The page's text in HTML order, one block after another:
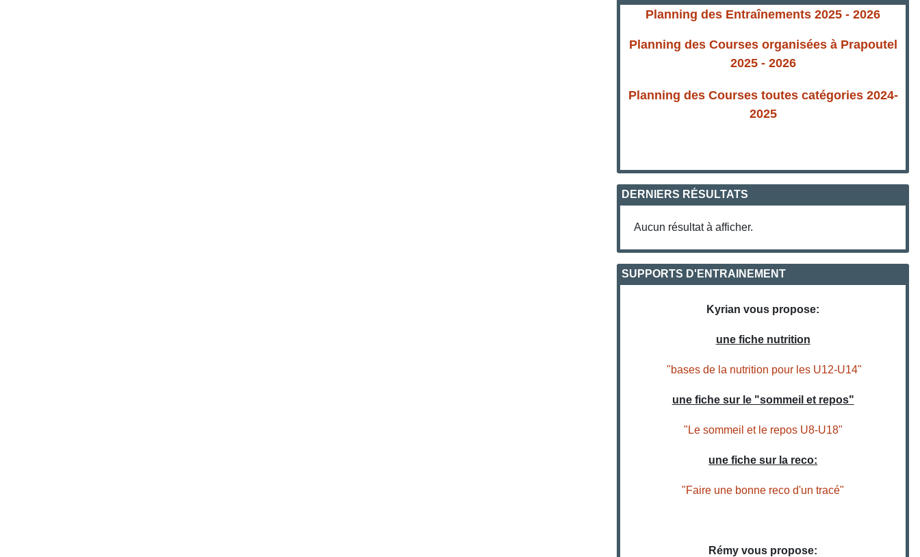
Planning des Entraînements 2025 - 2026
Planning des Courses organisées à Prapoutel
2025 - 2026
Planning des Courses toutes catégories 2024-
2025
DERNIERS RÉSULTATS
Aucun résultat à afficher.
SUPPORTS D'ENTRAINEMENT
Kyrian vous propose:
une fiche nutrition
"bases de la nutrition pour les U12-U14"
une fiche sur le "sommeil et repos"
"Le sommeil et le repos U8-U18"
une fiche sur la reco:
"Faire une bonne reco d'un tracé"
Rémy vous propose: